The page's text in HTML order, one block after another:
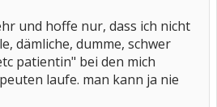
und hoffe nur, dass ich nicht
dämliche, dumme, schwer
patientin" bei den mich
laufe. man kann ja nie